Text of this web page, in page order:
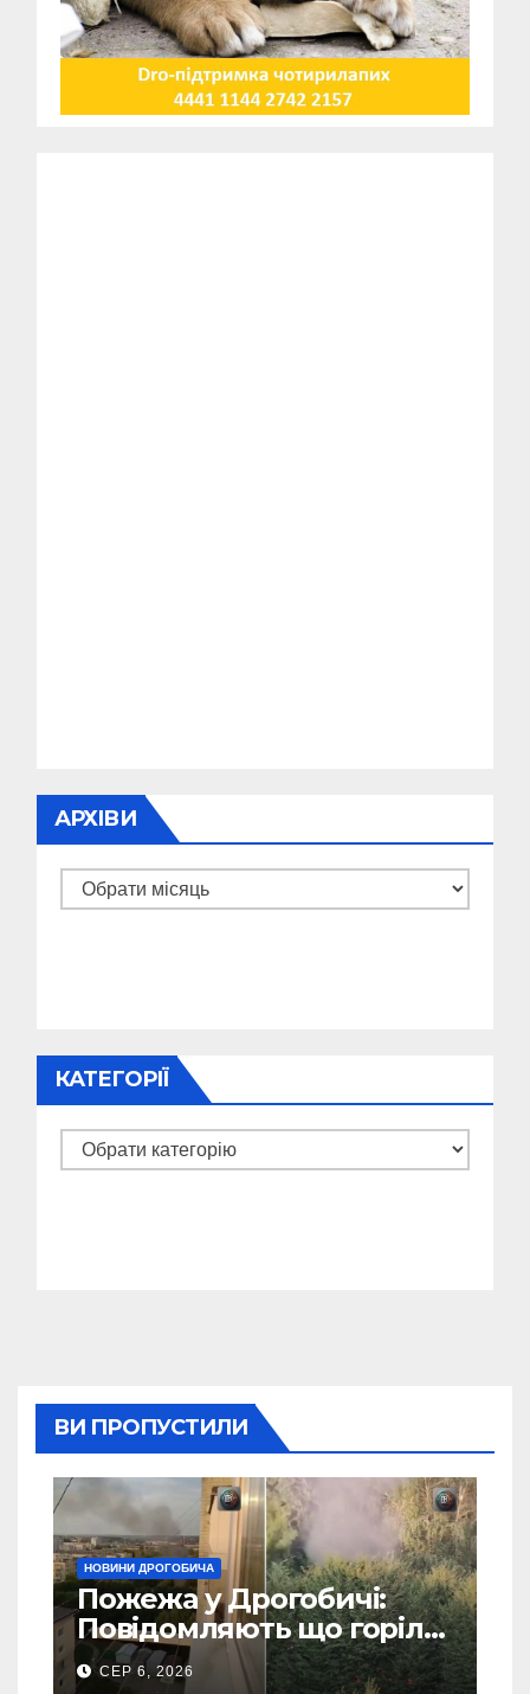
АРХІВИ
Архіви
КАТЕГОРІЇ
Категорії
ВИ ПРОПУСТИЛИ
НОВИНИ ДРОГОБИЧА
Пожежа у Дрогобичі:
Повідомляють що горіло
5 гаражів (Відео)
СЕР 6, 2026